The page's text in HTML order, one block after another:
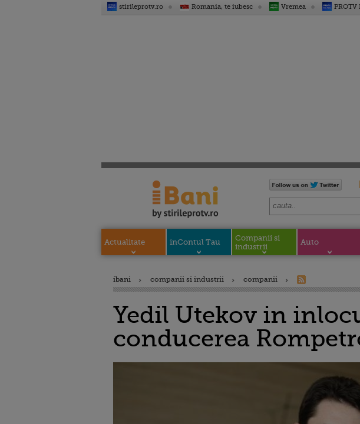
stirileprotv.ro Romania, te iubesc Vremea PROTV
Actualitate inContul Tau
Companii si
industrii
Auto
ibani companii si industrii companii
Yedil Utekov in
conducerea